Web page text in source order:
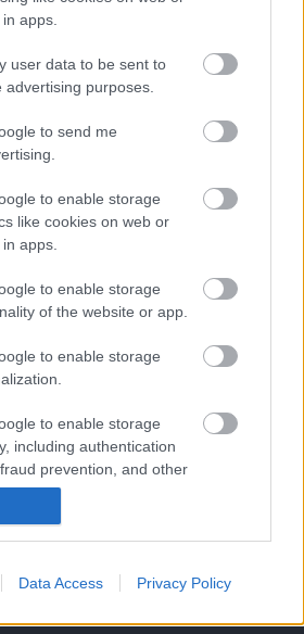
apps.
user data to be sent to
purposes.
to send me
to enable storage
like cookies on web or
apps.
to enable storage
of the website or app.
to enable storage
to enable storage
including authentication
prevention, and other
Data Access Privacy Policy
HÍRDETÉS
ahol pirulák helyett
írnak fel
- Ismét hazánk látja vendégül a
mezőnyt
nosztalgiahajókkal
be a Balatont
az eső a Duna